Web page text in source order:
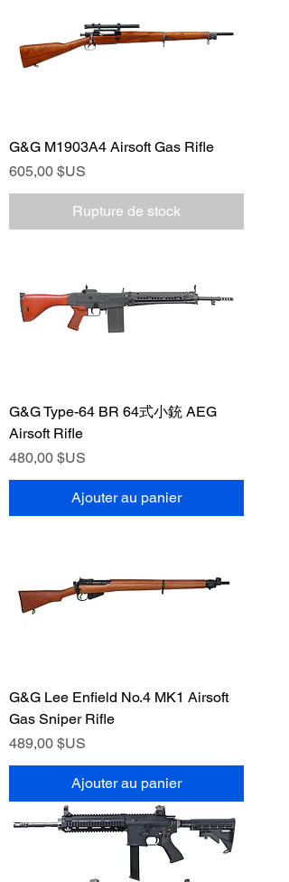
G&G M1903A4 Airsoft Gas Rifle
Prix
605,00 $US
Rupture de stock
G&G Type-64 BR 64式小銃 AEG
Airsoft Rifle
Prix
480,00 $US
Ajouter au panier
G&G Lee Enfield No.4 MK1 Airsoft
Gas Sniper Rifle
Prix
489,00 $US
Ajouter au panier